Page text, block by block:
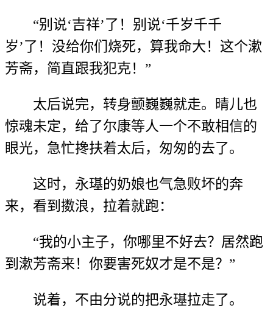
“别说‘吉祥’了！别说‘千岁千千
岁’了！没给你们烧死，算我命大！这个漱
芳斋，简直跟我犯克！”
太后说完，转身颤巍巍就走。晴儿也
惊魂未定，给了尔康等人一个不敢相信的
眼光，急忙搀扶着太后，匆匆的去了。
这时，永璂的奶娘也气急败坏的奔
来，看到擞浪，拉着就跑：
“我的小主子，你哪里不好去？居然跑
到漱芳斋来！你要害死奴才是不是？”
说着，不由分说的把永璂拉走了。